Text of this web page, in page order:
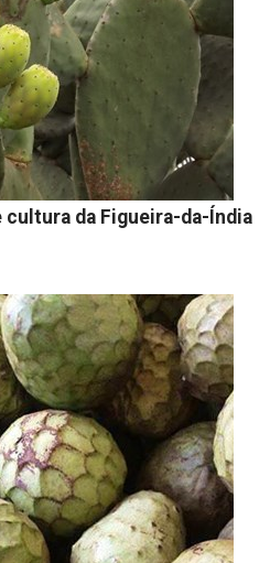
cultura da Figueira-da-Índia